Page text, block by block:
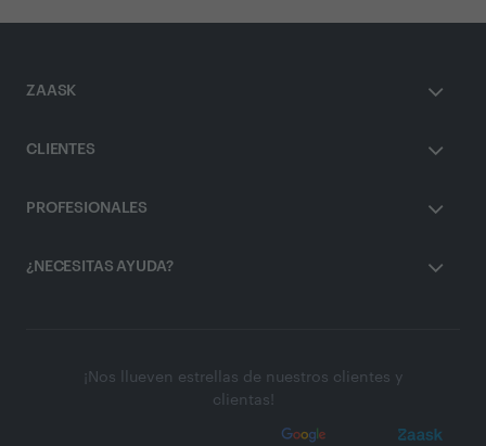
ZAASK
CLIENTES
PROFESIONALES
¿NECESITAS AYUDA?
¡Nos llueven estrellas de nuestros clientes y
clientas!